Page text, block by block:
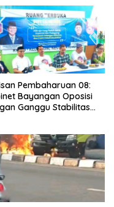
Pembaharuan 08:
Bayangan Oposisi
Ganggu Stabilitas